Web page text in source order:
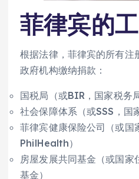
菲律宾的
根据法律，菲律宾的所有注
政府机构缴纳捐款：
国税局（或BIR，国家税务局
社会保障体系（或SSS，国
菲律宾健康保险公司（或国
PhilHealth）
房屋发展共同基金（或国
基金）